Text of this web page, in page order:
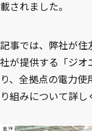
載されました。
記事では、弊社が
社が提供する「ジオ
り、全拠点の電力
り組みについて詳し